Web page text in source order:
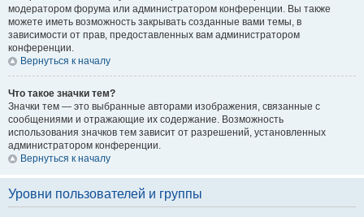
модератором форума или администратором конференции. Вы также
можете иметь возможность закрывать созданные вами темы, в
зависимости от прав, предоставленных вам администратором
конференции.
Вернуться к началу
Что такое значки тем?
Значки тем — это выбранные авторами изображения, связанные с
сообщениями и отражающие их содержание. Возможность
использования значков тем зависит от разрешений, установленных
администратором конференции.
Вернуться к началу
Уровни пользователей и группы